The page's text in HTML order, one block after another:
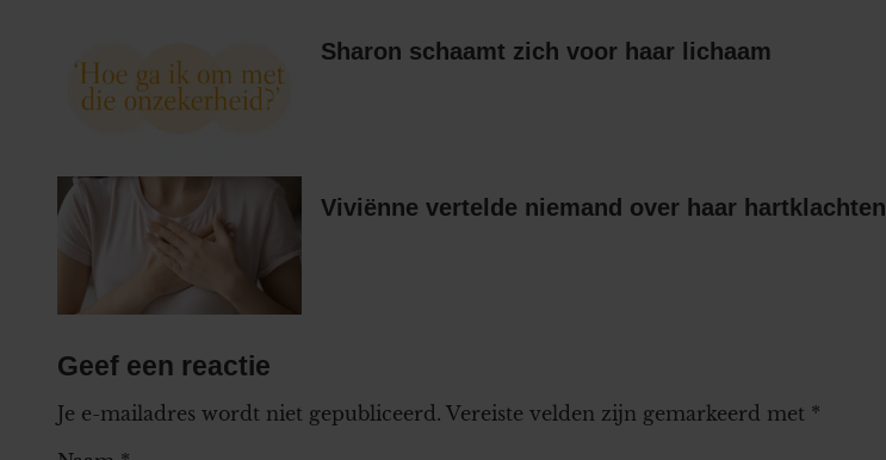
Sharon schaamt zich voor haar lichaam
Viviënne vertelde niemand over haar hartklachten
Geef een reactie
Je e-mailadres wordt niet gepubliceerd. Vereiste velden zijn gemarkeerd met *